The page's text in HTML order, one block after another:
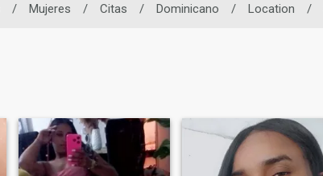
/ Mujeres / Citas / Dominicano / Location /